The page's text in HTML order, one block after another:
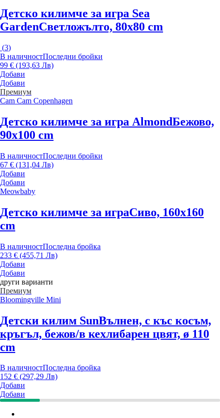
Детско килимче за игра Sea
GardenСветложълто, 80x80 cm
(3)
В наличностПоследни бройки
99 € (193,63 Лв)
Добави
Добави
Премиум
Cam Cam Copenhagen
Детско килимче за игра AlmondБежово,
90x100 cm
В наличностПоследни бройки
67 € (131,04 Лв)
Добави
Добави
Meowbaby
Детско килимче за играСиво, 160x160
cm
В наличностПоследна бройка
233 € (455,71 Лв)
Добави
Добави
други варианти
Премиум
Bloomingville Mini
Детски килим SunВълнен, с къс косъм,
кръгъл, бежов/в кехлибарен цвят, ø 110
cm
В наличностПоследна бройка
152 € (297,29 Лв)
Добави
Добави